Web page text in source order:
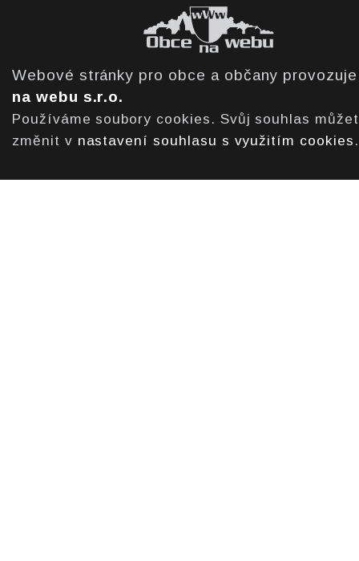
Webové stránky pro obce a občany
na webu s.r.o.
Používáme soubory cookies. Svůj souhlas
změnit v nastavení souhlasu s využitím cookies .